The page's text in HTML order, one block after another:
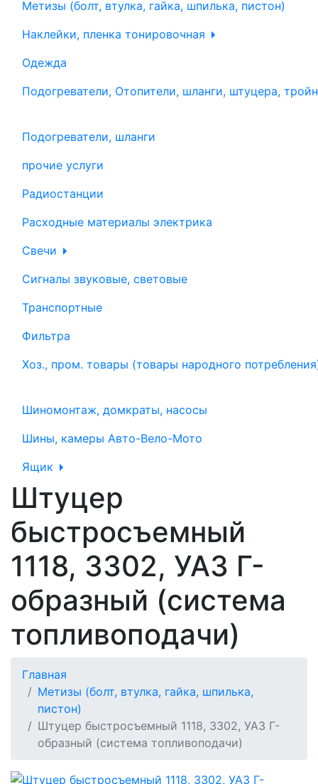
Метизы (болт, втулка, гайка, шпилька, пистон)
Наклейки, пленка тонировочная
Одежда
Подогреватели, Отопители, шланги, штуцера,
Подогреватели, шланги
прочие услуги
Радиостанции
Расходные материалы электрика
Свечи
Сигналы звуковые, световые
Транспортные
Фильтра
Хоз., пром. товары (товары народного
Шиномонтаж, домкраты, насосы
Шины, камеры Авто-Вело-Мото
Ящик
Штуцер
быстросъемный
1118, 3302, УАЗ Г-
образный (система
топливоподачи)
Главная
Метизы (болт, втулка, гайка, шпилька,
пистон)
Штуцер быстросъемный 1118, 3302, УАЗ Г-
образный (система топливоподачи)